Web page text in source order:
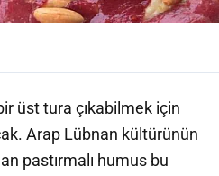
üst tura çıkabilmek için
Arap Lübnan kültürünün
pastırmalı humus bu